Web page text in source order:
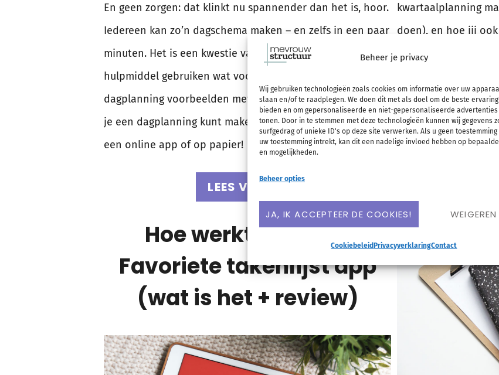
Beheer je privacy
Wij gebruiken technologieën zoals cookies om informatie over uw
slaan en/of te raadplegen. We doen dit met als doel om de beste
bieden en om gepersonaliseerde en niet-gepersonaliseerde advertenties
tonen. Door in te stemmen met deze technologieën kunnen wij gegevens
surfgedrag of unieke ID's op deze site verwerken. Als u geen
uw toestemming intrekt, kan dit een nadelige invloed hebben op
en mogelijkheden.
Beheer opties
JA, IK ACCEPTEER DE COOKIES! WEIGEREN
Cookiebeleid PrivacyverklaringContact
En geen zorgen: dat klinkt nu spannender dan het is, hoor.
Iedereen kan zo’n dagschema maken – en zelfs in een paar
minuten. Het is een kwestie van een werkwijze en
hulpmiddel gebruiken wat voor jou werkt. En ik ga ook
dagplanning voorbeelden met je delen, zodat je ziet hoe
je een dagplanning kunt maken in bijvoorbeeld Excel, in
een online app of op papier!
LEES VERDER
kwartaalplanning
doen), en hoe jij
weten
Hoe werkt Todoist?
Favoriete takenlijst app
(wat is het + review)